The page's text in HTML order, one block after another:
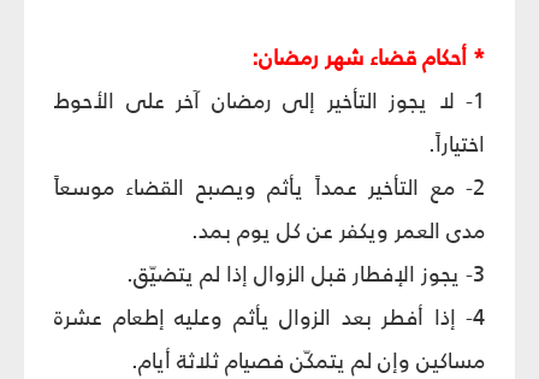
* أحكام قضاء شهر رمضان:
1- لا يجوز التأخير إلى رمضان آخر على الأحوط
اختياراً.
2- مع التأخير عمداً يأثم ويصبح القضاء موسعاً
مدى العمر ويكفر عن كل يوم بمد.
3- يجوز الإفطار قبل الزوال إذا لم يتضيّق.
4- إذا أفطر بعد الزوال يأثم وعليه إطعام عشرة
مساكين وإن لم يتمكّن فصيام ثلاثة أيام.